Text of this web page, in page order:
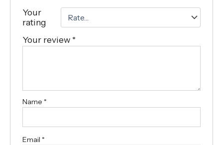
Your
rating
Your review *
Name *
Email *